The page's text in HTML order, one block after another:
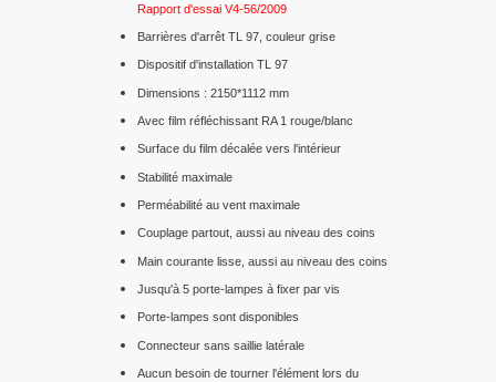
Rapport d'essai V4-56/2009
Barrières d'arrêt TL 97, couleur grise
Dispositif d'installation TL 97
Dimensions : 2150*1112 mm
Avec film réfléchissant RA 1 rouge/blanc
Surface du film décalée vers l'intérieur
Stabilité maximale
Perméabilité au vent maximale
Couplage partout, aussi au niveau des coins
Main courante lisse, aussi au niveau des coins
Jusqu'à 5 porte-lampes à fixer par vis
Porte-lampes sont disponibles
Connecteur sans saillie latérale
Aucun besoin de tourner l'élément lors du